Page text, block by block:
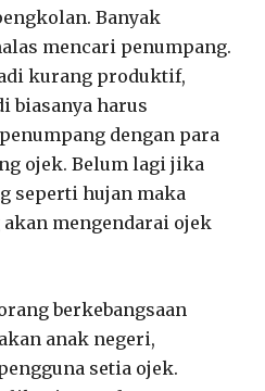
Banyak
mencari penumpang.
kurang produktif,
biasanya harus
dengan para
ojek. Belum lagi jika
seperti hujan maka
mengendarai ojek
berkebangsaan
anak negeri,
setia ojek.